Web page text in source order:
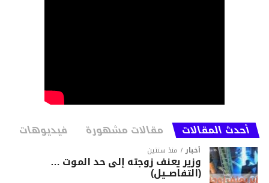
أحدث المقالات مقالات مشهورة فيديوهات
أخبار منذ سنتين
وزير يعنف زوجته إلى حد الموت …
(التفاصــيل)